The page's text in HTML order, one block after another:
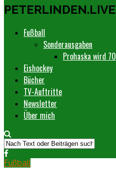
PETERLINDEN.LIVE
Fußball
Sonderausgaben
Prohaska wird 70
Eishockey
Bücher
TV-Auftritte
Newsletter
Über mich
Fußball